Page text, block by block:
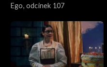
Ego, odcinek 107